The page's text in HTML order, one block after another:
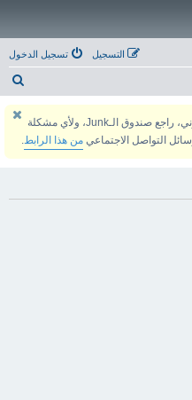
تسجيل الدخول التسجيل
يمكنك التسجيل والتفعيل عبر بريدك الالكتروني، راجع صندوق الـJunk، ولأي مشكلة
التواصل الاجتماعي من هذا الرابط.